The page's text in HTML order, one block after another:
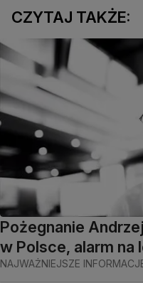
CZYTAJ TAKŻE:
Pożegnanie
w Polsce, alarm na
NAJWAŻNIEJSZE